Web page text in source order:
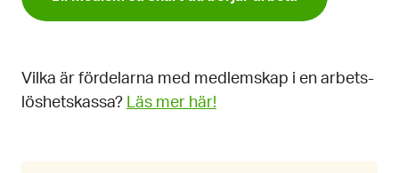
Vilka är fördelarna med medlemskap i en arbets­
löshets­kassa? Läs mer här!